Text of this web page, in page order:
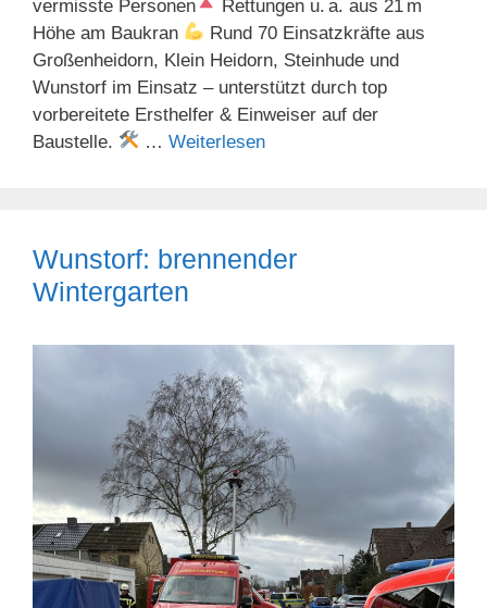
vermisste Personen
Rettungen u. a. aus 21 m
Höhe am Baukran
Rund 70 Einsatzkräfte aus
Großenheidorn, Klein Heidorn, Steinhude und
Wunstorf im Einsatz – unterstützt durch top
vorbereitete Ersthelfer & Einweiser auf der
Baustelle.
…Weiterlesen
Wunstorf: brennender
Wintergarten